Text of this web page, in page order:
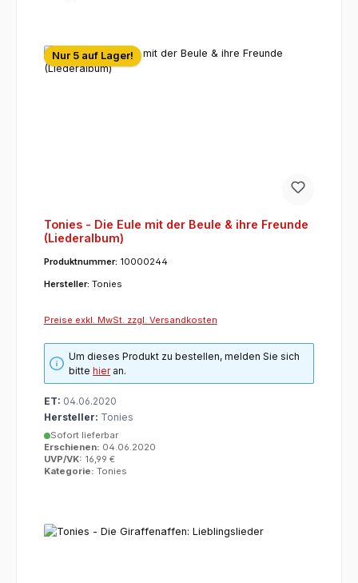
Nur 5 auf Lager!
Tonies - Die Eule mit der Beule & ihre Freunde
(Liederalbum)
Produktnummer: 10000244
Hersteller: Tonies
Preise exkl. MwSt. zzgl. Versandkosten
Um dieses Produkt zu bestellen, melden Sie sich
bittehieran.
ET: 04.06.2020
Hersteller: Tonies
Sofort lieferbar
Erschienen: 04.06.2020
UVP/VK: 16,99 €
Kategorie: Tonies